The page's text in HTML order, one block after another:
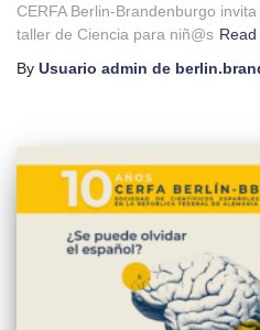
CERFA Berlin-Brandenburgo
taller de Ciencia para niñ@s
By Usuario admin de